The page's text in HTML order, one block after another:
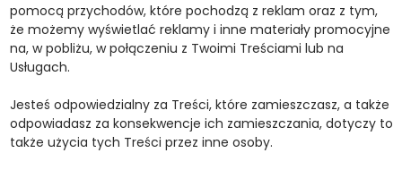
pomocą przychodów, które pochodzą z reklam oraz z tym,
że możemy wyświetlać reklamy i inne materiały promocyjne
na, w pobliżu, w połączeniu z Twoimi Treściami lub na
Usługach.
Jesteś odpowiedzialny za Treści, które zamieszczasz, a także
odpowiadasz za konsekwencje ich zamieszczania, dotyczy to
także użycia tych Treści przez inne osoby.